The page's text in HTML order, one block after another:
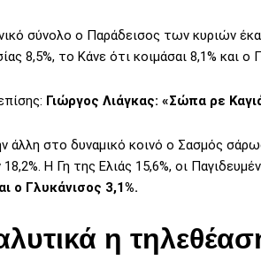
σύνολο ο Παράδεισος των κυριών
8,5%, το Κάνε ότι κοιμάσαι 8,1% και ο
Γιώργος Λιάγκας: «Σώπα ρε
άλλη στο δυναμικό κοινό ο Σασμός
Η Γη της Ελιάς 15,6%, οι
ο Γλυκάνισος 3,1%.
η